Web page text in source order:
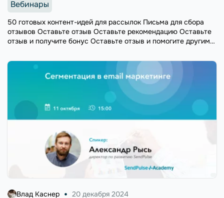
Вебинары
50 готовых контент-идей для рассылок Письма для сбора
отзывов Оставьте отзыв Оставьте рекомендацию Оставьте
отзыв и получите бонус Оставьте отзыв и помогите другим
Обратная связь после заказа или ...
Влад Каснер 20 декабря 2024